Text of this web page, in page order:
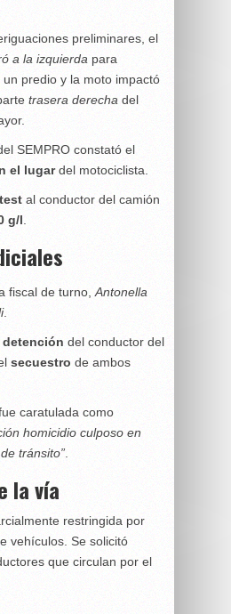
preliminares, el
a la izquierda para
un predio y la moto impactó
trasera derecha del
SEMPRO constató el
el lugardel motociclista.
al conductor del camión
g/l
fiscal de turno, Antonella
.
detención del conductor del
secuestro de ambos
caratulada como
homicidio culposo en
tránsito”
la vía
restringida por
vehículos. Se solicitó
que circulan por el